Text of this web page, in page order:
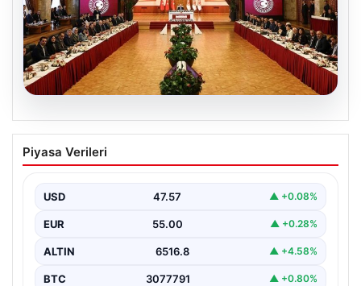
Çerçeve Yasa Nedir, Neleri Kapsar ve
Terörle Mücadeledeki Rolü
tutan çerçeve yasa, temel olarak toplumsal…
Piyasa Verileri
USD 47.57 ▲ +0.08%
EUR 55.00 ▲ +0.28%
ALTIN 6516.8 ▲ +4.58%
BTC 3077791 ▲ +0.80%